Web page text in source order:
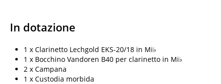
In dotazione
1 x Clarinetto Lechgold EKS-20/18 in Mi♭
1 x Bocchino Vandoren B40 per clarinetto in Mi♭
2 x Campana
1 x Custodia morbida